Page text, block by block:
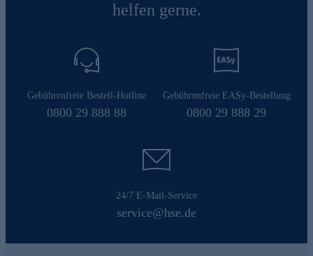
helfen gerne.
Gebührenfreie Bestell-Hotline
0800 29 888 88
Gebührenfreie EASy-Bestellung
0800 29 888 29
24/7 E-Mail-Service
service@hse.de